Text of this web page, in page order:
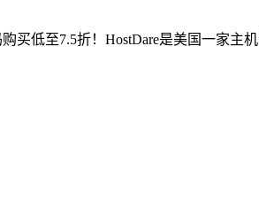
低至7.5折！HostDare是美国一家主